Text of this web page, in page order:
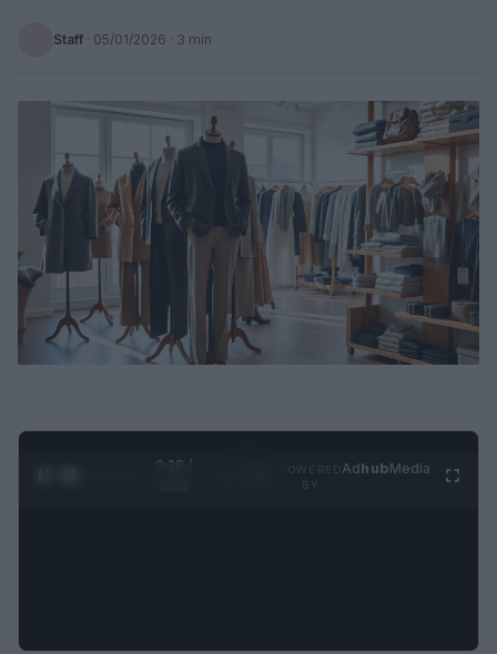
Staff · 05/01/2026 · 3 min
0:29 /
AdhubMedia